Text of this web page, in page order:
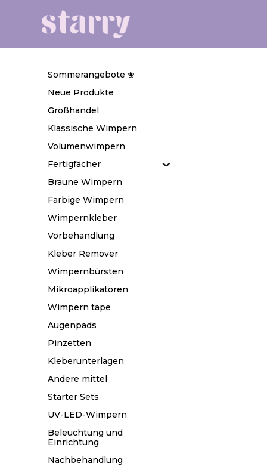
Sommerangebote ❀
Neue Produkte
Großhandel
Klassische Wimpern
Volumenwimpern
Fertigfächer
Braune Wimpern
Farbige Wimpern
Wimpernkleber
Vorbehandlung
Kleber Remover
Wimpernbürsten
Mikroapplikatoren
Wimpern tape
Augenpads
Pinzetten
Kleberunterlagen
Andere mittel
Starter Sets
UV-LED-Wimpern
Beleuchtung und
Einrichtung
Nachbehandlung